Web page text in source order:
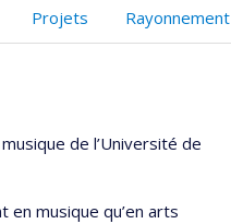
Projets Rayonnement
de l’Université de
en musique qu’en arts